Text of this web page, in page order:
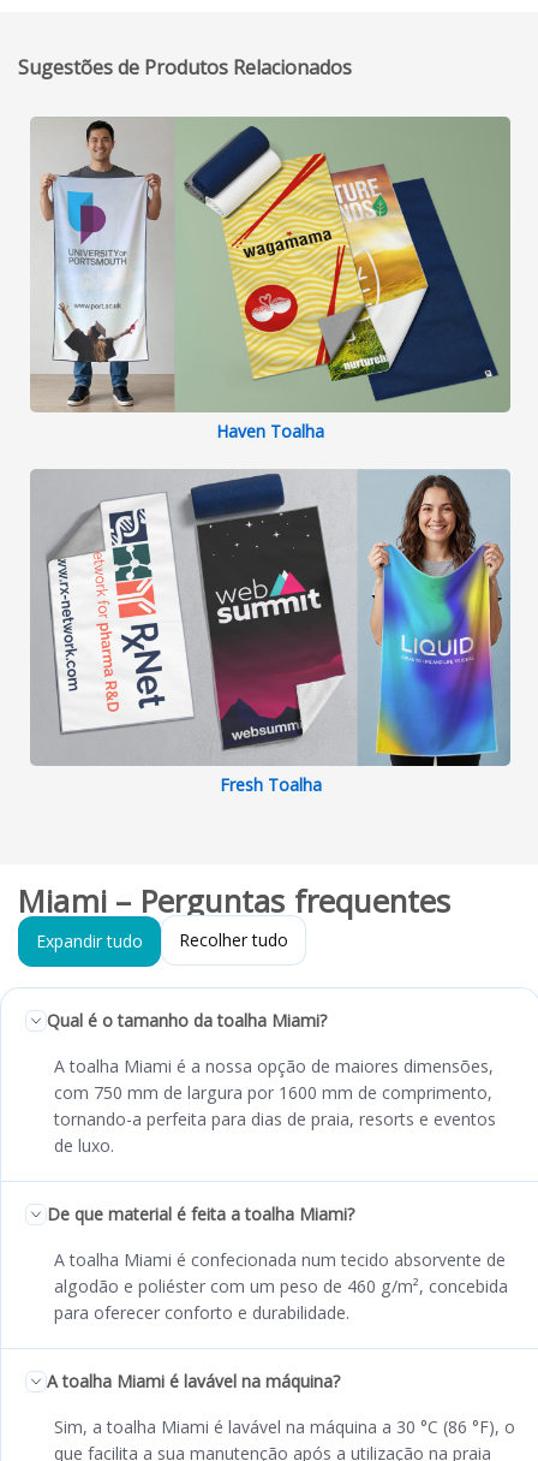
Sugestões de Produtos Relacionados
Haven Toalha
Fresh Toalha
Miami – Perguntas frequentes
Expandir tudo Recolher tudo
Qual é o tamanho da toalha Miami?
A toalha Miami é a nossa opção de maiores dimensões,
com 750 mm de largura por 1600 mm de comprimento,
tornando-a perfeita para dias de praia, resorts e eventos
de luxo.
De que material é feita a toalha Miami?
A toalha Miami é confecionada num tecido absorvente de
algodão e poliéster com um peso de 460 g/m², concebida
para oferecer conforto e durabilidade.
A toalha Miami é lavável na máquina?
Sim, a toalha Miami é lavável na máquina a 30 °C (86 °F), o
que facilita a sua manutenção após a utilização na praia